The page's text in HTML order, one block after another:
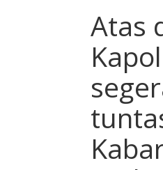
Atas